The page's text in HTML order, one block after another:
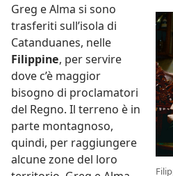
Greg e Alma si sono
trasferiti sull’isola di
Catanduanes, nelle
Filippine, per servire
dove c’è maggior
bisogno di proclamatori
del Regno. Il terreno è in
parte montagnoso,
quindi, per raggiungere
alcune zone del loro